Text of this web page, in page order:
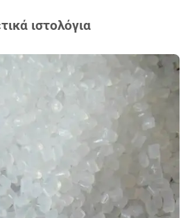
ιστολόγια